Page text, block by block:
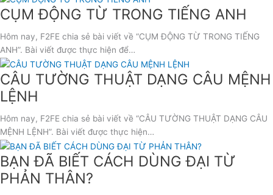
CỤM ĐỘNG TỪ TRONG TIẾNG ANH
Hôm nay, F2FE chia sẻ bài viết về “CỤM ĐỘNG TỪ TRONG TIẾNG
ANH”. Bài viết được thực hiện để…
CÂU TƯỜNG THUẬT DẠNG CÂU MỆNH
LỆNH
Hôm nay, F2FE chia sẻ bài viết về “CÂU TƯỜNG THUẬT DẠNG CÂU
MỆNH LỆNH”. Bài viết được thực hiện…
BẠN ĐÃ BIẾT CÁCH DÙNG ĐẠI TỪ
PHẢN THÂN?